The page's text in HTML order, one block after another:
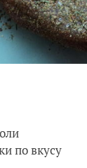
по вкусу